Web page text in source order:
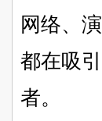
网络、
都在吸
者。